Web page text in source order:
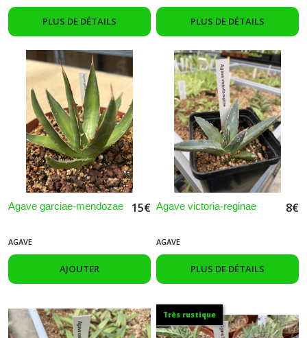
PLUS DE DÉTAILS PLUS DE DÉTAILS
Agave garciae-mendozae 15€
AGAVE
AJOUTER
Agave victoria-reginae 8€
AGAVE
PLUS DE DÉTAILS
Très rustique